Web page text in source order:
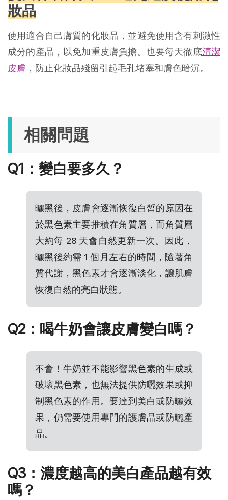
妝品
使用適合自己膚質的化妝品，並避免使用含有刺激性
成分的產品，以免加重皮膚負擔。也要每天徹底清潔
皮膚 ，防止化妝品殘留引起毛孔堵塞和膚色暗沉。
相關問題
Q1：變白要多久？
曬黑後，皮膚會逐漸恢復白皙的原因在
於黑色素主要推積在角質層，而角質層
大約每 28 天會自然更新一次。因此，
曬黑後約需 1 個月左右的時間，隨著角
質代謝，黑色素才會逐漸淡化，讓肌膚
恢復自然的亮白狀態。
Q2：喝牛奶會讓皮膚變白嗎？
不會！牛奶並不能影響黑色素的生成或
破壞黑色素，也無法提供防曬效果或抑
制黑色素的作用。要達到美白或防曬效
果，仍需要使用專門的護膚品或防曬產
品。
Q3：濃度越高的美白產品越有效
嗎？